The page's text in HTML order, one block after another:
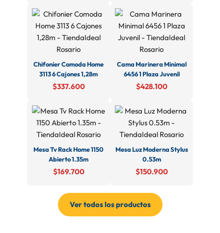
Chifonier Comoda Home
3113 6 Cajones 1,28m
$337.600
Cama Marinera Minimal
6456 1 Plaza Juvenil
$428.100
Mesa Tv Rack Home 1150
Abierto 1.35m
$169.700
Mesa Luz Moderna Stylus
0.53m
$150.900
Ver todos los productos